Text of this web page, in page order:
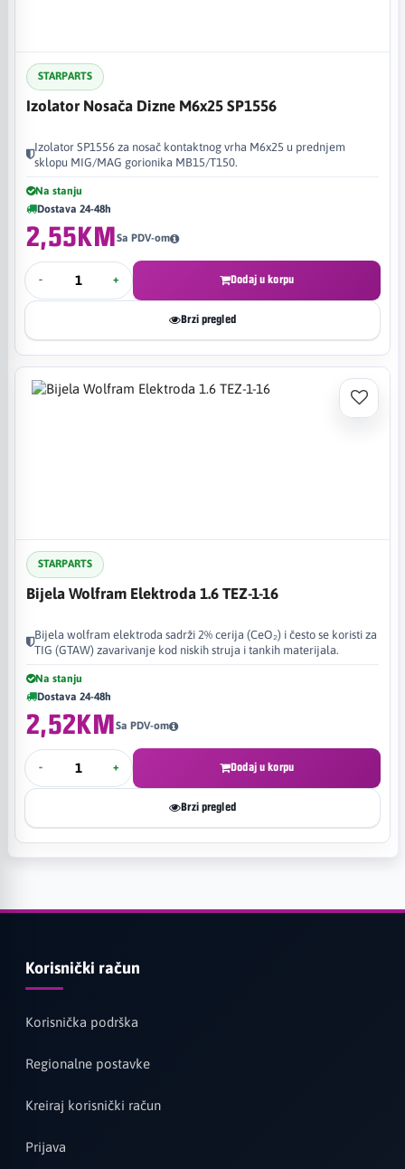
STARPARTS
Izolator Nosača Dizne M6x25 SP1556
Izolator SP1556 za nosač kontaktnog vrha M6x25 u prednjem
sklopu MIG/MAG gorionika MB15/T150.
Na stanju
Dostava 24-48h
2,55KMSa PDV-om
- + Dodaj u korpu
Brzi pregled
STARPARTS
Bijela Wolfram Elektroda 1.6 TEZ-1-16
Bijela wolfram elektroda sadrži 2% cerija (CeO₂) i često se koristi za
TIG (GTAW) zavarivanje kod niskih struja i tankih materijala.
Na stanju
Dostava 24-48h
2,52KMSa PDV-om
- + Dodaj u korpu
Brzi pregled
Korisnički račun
Korisnička podrška
Regionalne postavke
Kreiraj korisnički račun
Prijava